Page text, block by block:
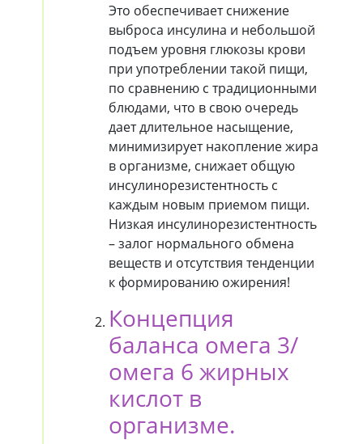
Это обеспечивает снижение
выброса инсулина и небольшой
подъем уровня глюкозы крови
при употреблении такой пищи,
по сравнению с традиционными
блюдами, что в свою очередь
дает длительное насыщение,
минимизирует накопление жира
в организме, снижает общую
инсулинорезистентность с
каждым новым приемом пищи.
Низкая инсулинорезистентность
– залог нормального обмена
веществ и отсутствия тенденции
к формированию ожирения!
Концепция
баланса омега 3/
омега 6 жирных
кислот в
организме.